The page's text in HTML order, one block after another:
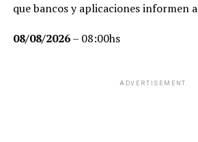
CABA se trasladará al dato de
que bancos y aplicaciones informen
08/08/2026– 08:00hs
ADVERTISEMENT